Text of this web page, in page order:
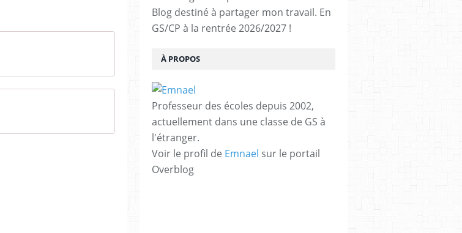
Blog destiné à partager mon travail. En
GS/CP à la rentrée 2026/2027 !
À PROPOS
Professeur des écoles depuis 2002,
actuellement dans une classe de GS à
l'étranger.
Voir le profil de Emnael sur le portail
Overblog